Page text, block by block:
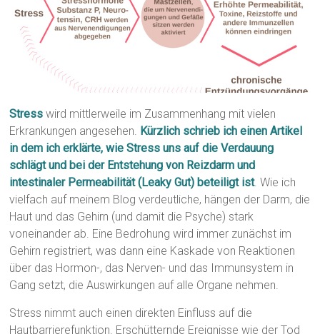
Stress wird mittlerweile im Zusammenhang mit vielen
Erkrankungen angesehen. Kürzlich schrieb ich einen Artikel
in dem ich erklärte, wie Stress uns auf die Verdauung
schlägt und bei der Entstehung von Reizdarm und
intestinaler Permeabilität (Leaky Gut) beteiligt ist. Wie ich
vielfach auf meinem Blog verdeutliche, hängen der Darm, die
Haut und das Gehirn (und damit die Psyche) stark
voneinander ab. Eine Bedrohung wird immer zunächst im
Gehirn registriert, was dann eine Kaskade von Reaktionen
über das Hormon-, das Nerven- und das Immunsystem in
Gang setzt, die Auswirkungen auf alle Organe nehmen.
Stress nimmt auch einen direkten Einfluss auf die
Hautbarrierefunktion. Erschütternde Ereignisse wie der Tod